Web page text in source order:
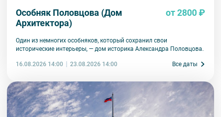
Особняк Половцова (Дом
Архитектора)
от 2800 ₽
Один из немногих особняков, который сохранил свои
исторические интерьеры, — дом историка Александра Половцова.
16.08.2026 14:00 23.08.2026 14:00 Все даты